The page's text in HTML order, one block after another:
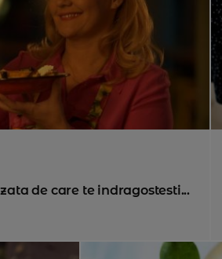
de care te indragostesti...